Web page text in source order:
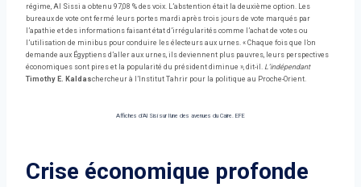
régime, Al Sissi a obtenu 97,08 % des voix. L’abstention était la deuxième option. Les
bureaux de vote ont fermé leurs portes mardi après trois jours de vote marqués par
l’apathie et des informations faisant état d’irrégularités comme l’achat de votes ou
l’utilisation de minibus pour conduire les électeurs aux urnes. « Chaque fois que l’on
demande aux Égyptiens d’aller aux urnes, ils deviennent plus pauvres, leurs perspectives
économiques sont pires et la popularité du président diminue », dit-il. L’indépendant
Timothy E. Kaldaschercheur à l’Institut Tahrir pour la politique au Proche-Orient.
Affiches d’Al Sisi sur l’une des avenues du Caire. EFE
Crise économique profonde